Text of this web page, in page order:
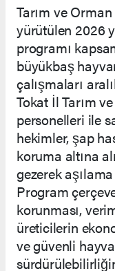
Tarım ve
yürütülen 2026
programı
büyükbaş
çalışmaları
Tokat İl Tarım
personelleri ile
hekimler, şap
koruma altına
gezerek
Program
korunması,
üreticilerin
ve güvenli